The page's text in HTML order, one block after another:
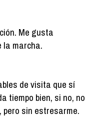
Me gusta
la marcha.
de visita que sí
tiempo bien, si no, no
sin estresarme.